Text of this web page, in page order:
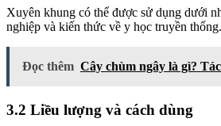
Xuyên khung có thể được sử dụng dưới
nghiệp và kiến thức về y học truyền thống.
Đọc thêm Cây chùm ngây là gì?
3.2 Liều lượng và cách dùng